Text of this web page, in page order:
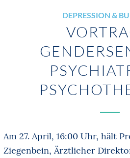
DEPRESSION &
Am 27. April, 16:00 Uhr, hält
Ziegenbein, Ärztlicher